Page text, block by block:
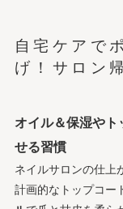
自宅ケアで
げ！サロン
オイル＆保湿やト
せる習慣
ネイルサロンの仕上
計画的なトップコー